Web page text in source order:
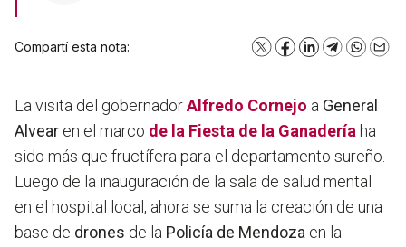
Compartí esta nota: X Facebook
LinkedInTelegram
La visita del gobernadorAlfredo Cornejo a General
Alvear en el marco de la Fiesta de la Ganadería ha
sido más que fructífera para el departamento sureño.
Luego de la inauguración de la sala de salud mental
en el hospital local, ahora se suma la creación de una
base de drones de la Policía de Mendoza en la